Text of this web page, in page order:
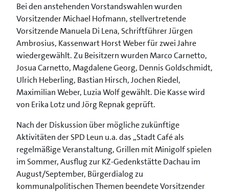
Bei den anstehenden Vorstandswahlen wurden
Vorsitzender Michael Hofmann, stellvertretende
Vorsitzende Manuela Di Lena, Schriftführer Jürgen
Ambrosius, Kassenwart Horst Weber für zwei Jahre
wiedergewählt. Zu Beisitzern wurden Marco Carnetto,
Josua Carnetto, Magdalene Georg, Dennis Goldschmidt,
Ulrich Heberling, Bastian Hirsch, Jochen Riedel,
Maximilian Weber, Luzia Wolf gewählt. Die Kasse wird
von Erika Lotz und Jörg Repnak geprüft.
Nach der Diskussion über mögliche zukünftige
Aktivitäten der SPD Leun u.a. das „Stadt Café als
regelmäßige Veranstaltung, Grillen mit Minigolf spielen
im Sommer, Ausflug zur KZ-Gedenkstätte Dachau im
August/September, Bürgerdialog zu
kommunalpolitischen Themen beendete Vorsitzender